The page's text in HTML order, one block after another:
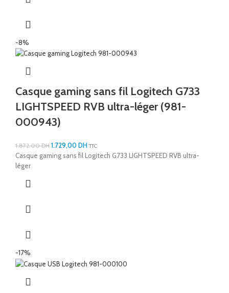
-8%
Casque gaming sans fil Logitech G733
LIGHTSPEED RVB ultra-léger (981-
000943)
1.872,00DH 1.729,00DH TTC
Casque gaming sans fil Logitech G733 LIGHTSPEED RVB ultra-
léger
-17%